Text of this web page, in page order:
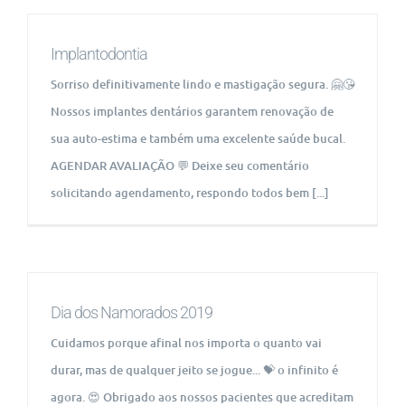
Implantodontia
Sorriso definitivamente lindo e mastigação segura. 🤗😘
Nossos implantes dentários garantem renovação de
sua auto-estima e também uma excelente saúde bucal.
AGENDAR AVALIAÇÃO 💬 Deixe seu comentário
solicitando agendamento, respondo todos bem [...]
Dia dos Namorados 2019
Cuidamos porque afinal nos importa o quanto vai
durar, mas de qualquer jeito se jogue... 💝 o infinito é
agora. 😍 Obrigado aos nossos pacientes que acreditam